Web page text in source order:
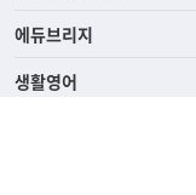
에듀브리지
생활영어